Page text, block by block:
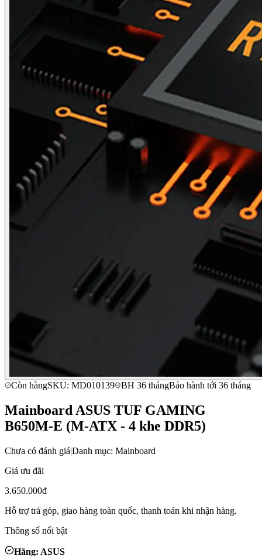
Còn hàngSKU: MD010139 BH 36 thángBảo hành tới 36 tháng
Mainboard ASUS TUF GAMING
B650M-E (M-ATX - 4 khe DDR5)
Chưa có đánh giá|Danh mục: Mainboard
Giá ưu đãi
3.650.000đ
Hỗ trợ trả góp, giao hàng toàn quốc, thanh toán khi nhận hàng.
Thông số nổi bật
Hãng: ASUS